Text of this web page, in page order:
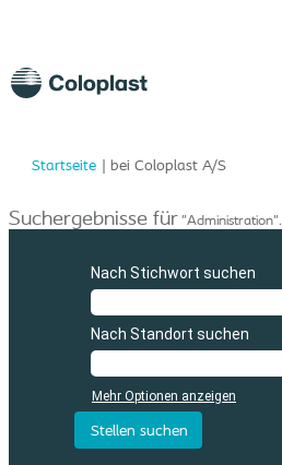
Startseite | bei Coloplast A/S(aktuelle
Suchergebnisse für"Administration".
Nach Stichwort suchen
Nach Standort suchen
Mehr Optionen anzeigen